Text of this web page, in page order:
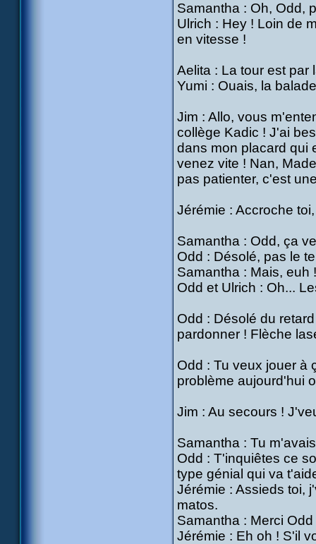
Samantha : Oh, Odd,
Ulrich : Hey ! Loin de
en vitesse !
Aelita : La tour est par
Yumi : Ouais, la
Jim : Allo, vous
collège Kadic ! J'ai
dans mon placard qui
venez vite ! Nan,
pas patienter, c'est
Jérémie : Accroche
Samantha : Odd, ça
Odd : Désolé, pas le
Samantha : Mais, euh !
Odd et Ulrich : Oh...
Odd : Désolé du
pardonner ! Flèche
Odd : Tu veux jouer à
problème aujourd'hui
Jim : Au secours !
Samantha : Tu
Odd : T'inquiêtes ce
type génial qui va
Jérémie : Assieds toi,
matos.
Samantha : Merci Odd
Jérémie : Eh oh ! S'il